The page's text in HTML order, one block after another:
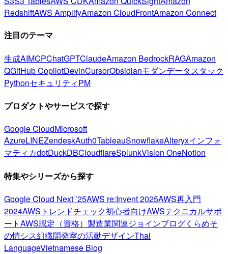
RedshiftAWS AmplifyAmazon CloudFrontAmazon Connect
注目のテーマ
生成AIMCPChatGPTClaudeAmazon BedrockRAGAmazon
QGitHub CopilotDevinCursorObsidianモダンデータスタック
PythonセキュリティPM
プロダクトやサービスで探す
Google CloudMicrosoft
AzureLINEZendeskAuth0TableauSnowflakeAlteryxインフォ
マティカdbtDuckDBCloudflareSplunkVision OneNotion
特集やシリーズから探す
Google Cloud Next ’25AWS re:Invent 2025AWS再入門
2024AWSトレンドチェック初心者向けAWSテクニカルサポ
ートAWS認定（資格） 製造業関連ジョインブログくらめそ
の情シス組織開発室の活動デザインThai
LanguageVietnamese Blog